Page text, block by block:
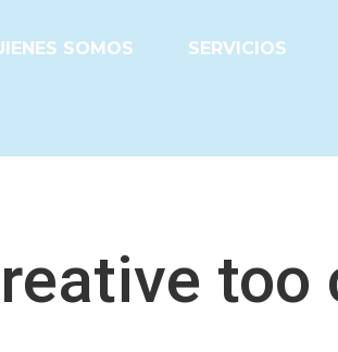
SOMOS SERVICIOS
too